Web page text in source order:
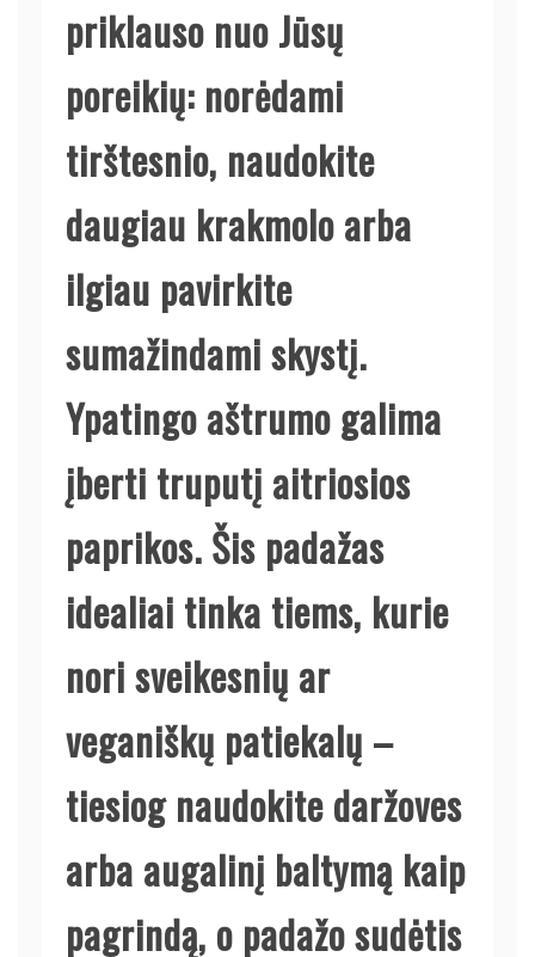
priklauso nuo Jūsų
poreikių: norėdami
tirštesnio, naudokite
daugiau krakmolo arba
ilgiau pavirkite
sumažindami skystį.
Ypatingo aštrumo galima
įberti truputį aitriosios
paprikos. Šis padažas
idealiai tinka tiems, kurie
nori sveikesnių ar
veganiškų patiekalų –
tiesiog naudokite daržoves
arba augalinį baltymą kaip
pagrindą, o padažo sudėtis